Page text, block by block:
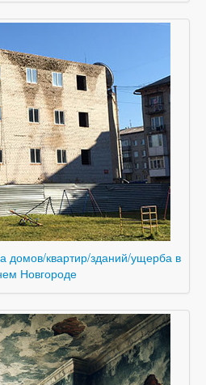
домов/квартир/зданий/ущерба в
Новгороде